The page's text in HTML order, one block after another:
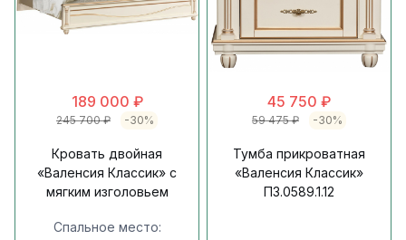
189 000 ₽
245 700₽ -30%
Кровать двойная
«Валенсия Классик» с
мягким изголовьем
Спальное место:
45 750 ₽
59 475₽ -30%
Тумба прикроватная
«Валенсия Классик»
П3.0589.1.12